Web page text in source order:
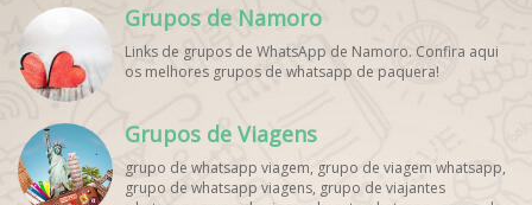
Grupos de Namoro
Links de grupos de WhatsApp de Namoro. Confira aqui
os melhores grupos de whatsapp de paquera!
Grupos de Viagens
grupo de whatsapp viagem, grupo de viagem whatsapp,
grupo de whatsapp viagens, grupo de viajantes